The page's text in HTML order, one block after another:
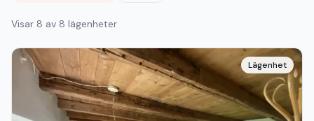
Visar 8 av 8 lägenheter
Lägenhet